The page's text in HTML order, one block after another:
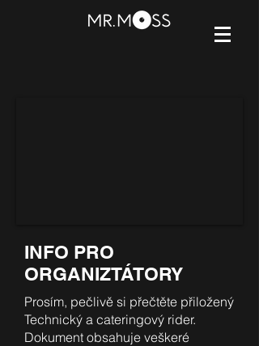
INFO PRO
ORGANIZTÁTORY
Prosím, pečlivě si přečtěte přiložený
Technický a cateringový rider.
Dokument obsahuje veškeré